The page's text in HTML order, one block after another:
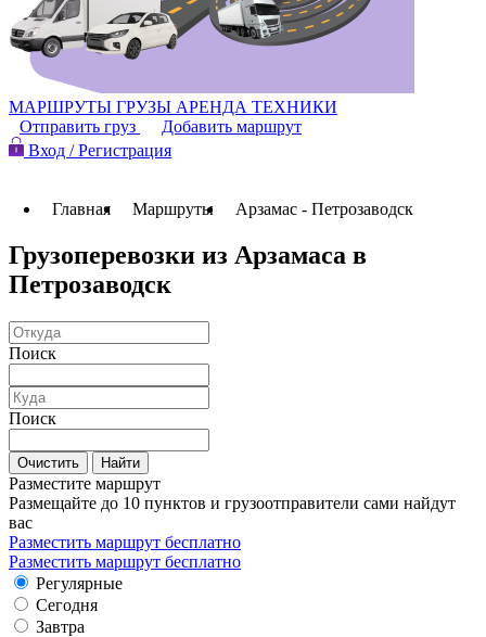
МАРШРУТЫ ГРУЗЫ АРЕНДА ТЕХНИКИ
Отправить груз
Добавить маршрут
Вход / Регистрация
Главная Маршруты Арзамас - Петрозаводск
Грузоперевозки из Арзамаса в
Петрозаводск
Поиск
Поиск
Очистить Найти
Разместите маршрут
Размещайте до 10 пунктов и грузоотправители сами найдут
вас
Разместить маршрут бесплатно
Разместить маршрут бесплатно
Регулярные
Сегодня
Завтра